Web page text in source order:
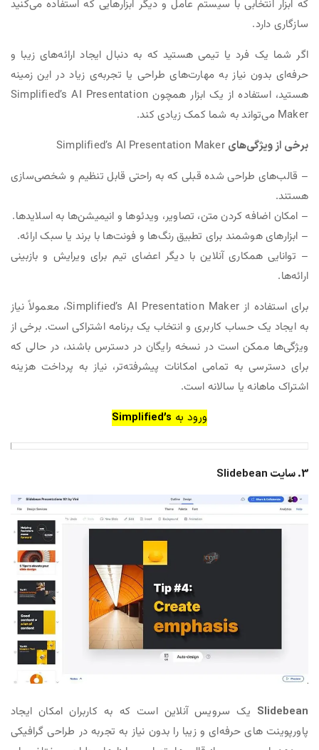
که ابزار انتخابی با سیستم عامل و دیگر ابزارهایی که استفاده می‌کنید
سازگاری دارد.
اگر شما یک فرد یا تیمی هستید که به دنبال ایجاد ارائه‌های زیبا و
حرفه‌ای بدون نیاز به مهارت‌های طراحی یا تجربه‌ی زیاد در این زمینه
هستید، استفاده از یک ابزار همچون Simplified’s AI Presentation
Maker می‌تواند به شما کمک زیادی کند.
برخی از ویژگی‌های Simplified’s AI Presentation Maker
– قالب‌های طراحی شده قبلی که به راحتی قابل تنظیم و شخصی‌سازی
هستند.
– امکان اضافه کردن متن، تصاویر، ویدئوها و انیمیشن‌ها به اسلایدها.
– ابزارهای هوشمند برای تطبیق رنگ‌ها و فونت‌ها با برند یا سبک ارائه.
– توانایی همکاری آنلاین با دیگر اعضای تیم برای ویرایش و بازبینی
ارائه‌ها.
برای استفاده از Simplified’s AI Presentation Maker، معمولاً نیاز
به ایجاد یک حساب کاربری و انتخاب یک برنامه اشتراکی است. برخی از
ویژگی‌ها ممکن است در نسخه رایگان در دسترس باشند، در حالی که
برای دسترسی به تمامی امکانات پیشرفته‌تر، نیاز به پرداخت هزینه
اشتراک ماهانه یا سالانه است.
ورود به Simplified’s
3. سایت Slidebean
Slidebean یک سرویس آنلاین است که به کاربران امکان ایجاد
پاورپوینت های حرفه‌ای و زیبا را بدون نیاز به تجربه در طراحی گرافیکی